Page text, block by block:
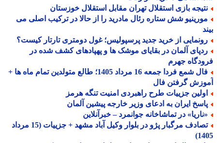
بازی استقلال تهران مقابل استقلال خوزستان
شش ستاره رئال مادرید را از حالا در ترکیب اصلی می
از خرید جدید پرسپولیس؛ غول دومتری تارتار کیست؟
آلمان در بقایای موشک ها و پهپادهای کشف شده در
جهرم
فال شمع فردا جمعه 16 مرداد 1405؛ طالع متولدین تمام ماه ها +
گرفتن فال
جزییات طرح راهبردی امنیت تنگه هرمز
ایران به ادعای وزیر خارجه پیشین آلمان
در تماشاخانه جوانمرد – خبرآنلاین
تصادف مرگبار پژو در بلوار وکیل آباد مشهد + جزییات (15 مرداد